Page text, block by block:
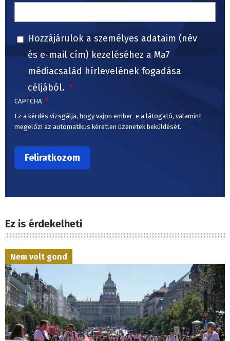
Hozzájárulok a személyes adataim (név
és e-mail cím) kezeléséhez a Ma7
médiacsalád hírlevelének fogadása
céljából.
CAPTCHA
Ez a kérdés vizsgálja, hogy vajon ember-e a látogató, valamint
megelőzi az automatikus kéretlen üzenetek beküldését.
Ez is érdekelheti
Nem volt gond